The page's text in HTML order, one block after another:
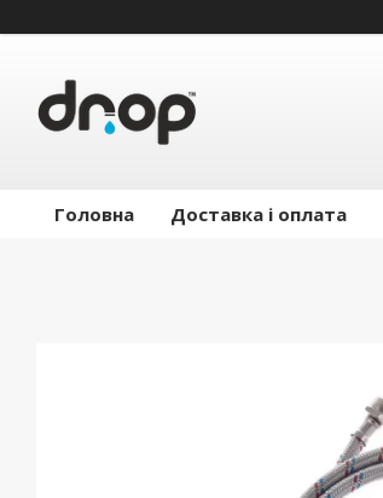
Головна Доставка і оплата